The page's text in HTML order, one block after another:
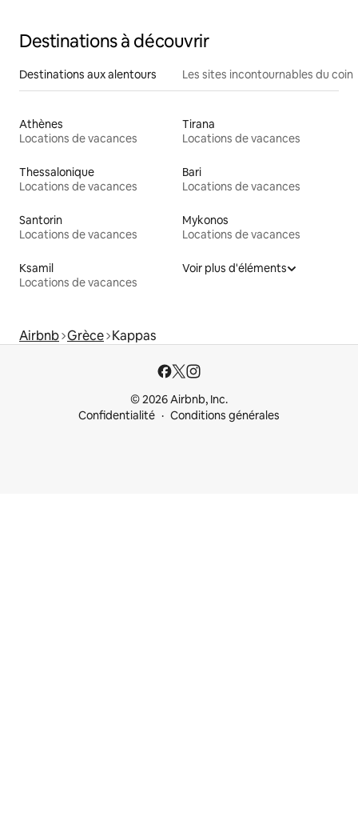
Destinations à découvrir
Destinations aux alentours Les sites incontournables du coin
Athènes
Locations de vacances
Tirana
Locations de vacances
Thessalonique
Locations de vacances
Bari
Locations de vacances
Santorin
Locations de vacances
Mykonos
Locations de vacances
Ksamil
Locations de vacances
Voir plus d'éléments
Airbnb Grèce Kappas
© 2026 Airbnb, Inc.
Confidentialité
Conditions générales